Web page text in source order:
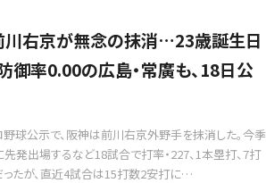
川右京が無念の抹消…23歳誕生日
率0.00の広島・常廣も、18日公
球公示で、阪神は前川右京外野手を抹消した。今季
発出場するなど18試合で打率・227、1本塁打、7打
たが、直近4試合は15打数2安打に…